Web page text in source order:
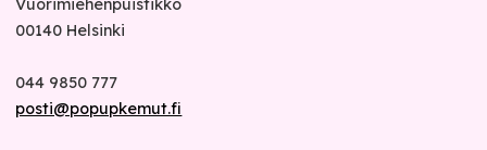
Vuorimiehenpuistikko
00140 Helsinki
044 9850 777
posti@popupkemut.fi